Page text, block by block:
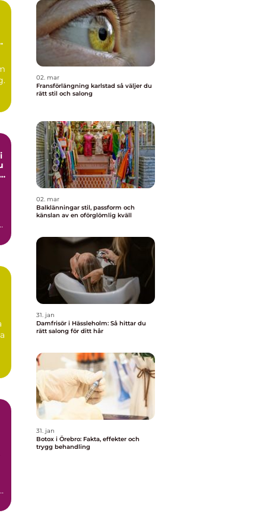
02. mar
Fransförlängning karlstad så väljer du
rätt stil och salong
02. mar
Balklänningar stil, passform och
känslan av en oförglömlig kväll
31. jan
Damfrisör i Hässleholm: Så hittar du
rätt salong för ditt hår
31. jan
Botox i Örebro: Fakta, effekter och
trygg behandling